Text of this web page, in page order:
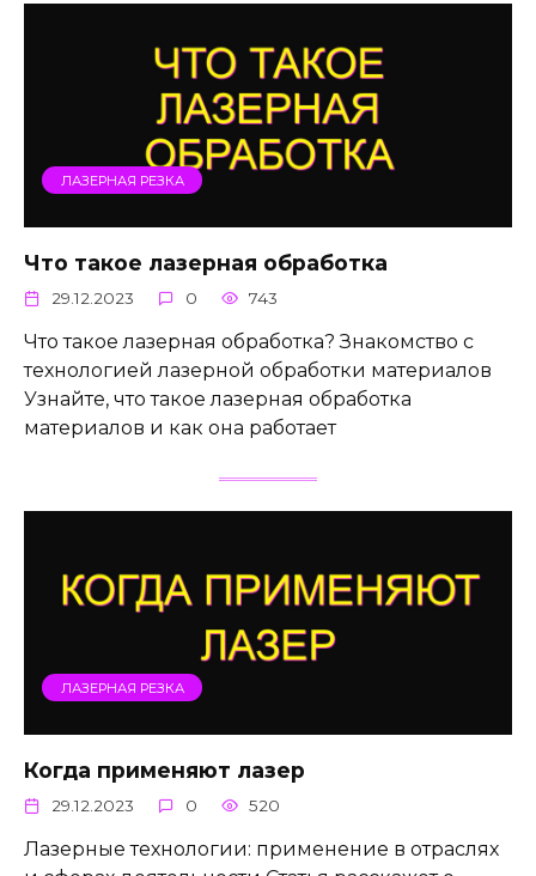
ЛАЗЕРНАЯ РЕЗКА
Что такое лазерная обработка
29.12.2023 0 743
Что такое лазерная обработка? Знакомство с
технологией лазерной обработки материалов
Узнайте, что такое лазерная обработка
материалов и как она работает
ЛАЗЕРНАЯ РЕЗКА
Когда применяют лазер
29.12.2023 0 520
Лазерные технологии: применение в отраслях